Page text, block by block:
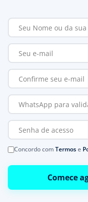
Concordo comTermose
Comece